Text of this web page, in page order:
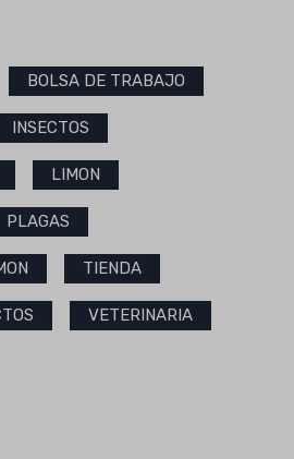
BOLSA DE TRABAJO
INSECTOS
LIMON
PLAGAS
TIENDA
VETERINARIA